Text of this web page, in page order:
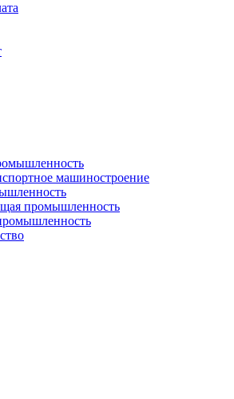
машиностроение
промышленность